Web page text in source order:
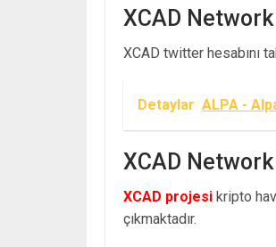
XCAD
XCAD twitter hesabını
Detaylar ALPA -
XCAD
XCAD projesi kripto
çıkmaktadır.